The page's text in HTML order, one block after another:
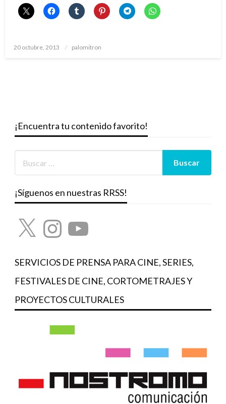
Publicado
20 octubre, 2013 palomitron
¡Encuentra tu contenido favorito!
¡Síguenos en nuestras RRSS!
X InstagramYouTube
SERVICIOS DE PRENSA PARA CINE, SERIES,
FESTIVALES DE CINE, CORTOMETRAJES Y
PROYECTOS CULTURALES